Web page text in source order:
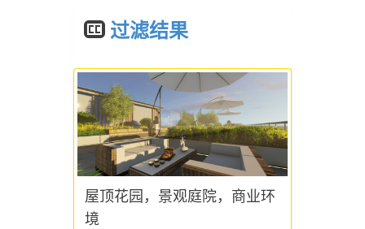
过滤结果
屋顶花园，景观庭院，商业环
境